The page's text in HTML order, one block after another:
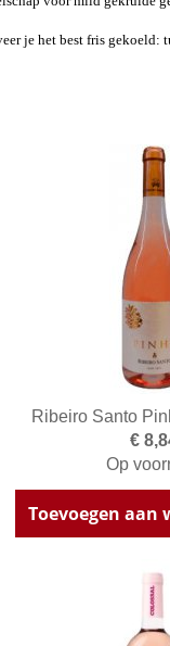
je het best fris gekoeld:
Ribeiro Santo
€
Op
Toevoegen aan